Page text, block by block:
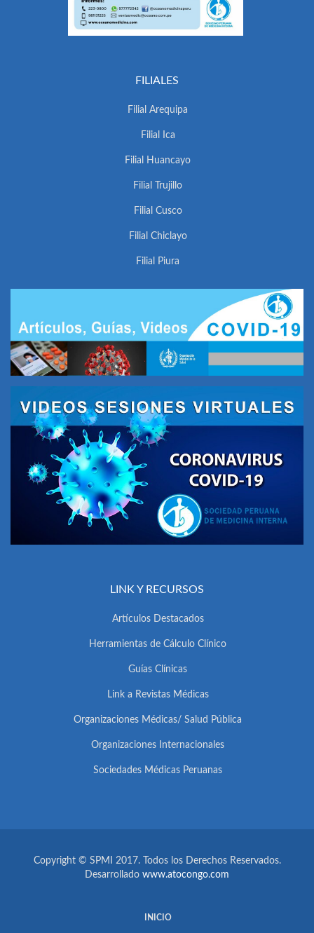
FILIALES
Filial Arequipa
Filial Ica
Filial Huancayo
Filial Trujillo
Filial Cusco
Filial Chiclayo
Filial Piura
LINK Y RECURSOS
Artículos Destacados
Herramientas de Cálculo Clínico
Guías Clínicas
Link a Revistas Médicas
Organizaciones Médicas/ Salud Pública
Organizaciones Internacionales
Sociedades Médicas Peruanas
Copyright © SPMI 2017. Todos los Derechos Reservados.
Desarrollado www.atocongo.com
INICIO